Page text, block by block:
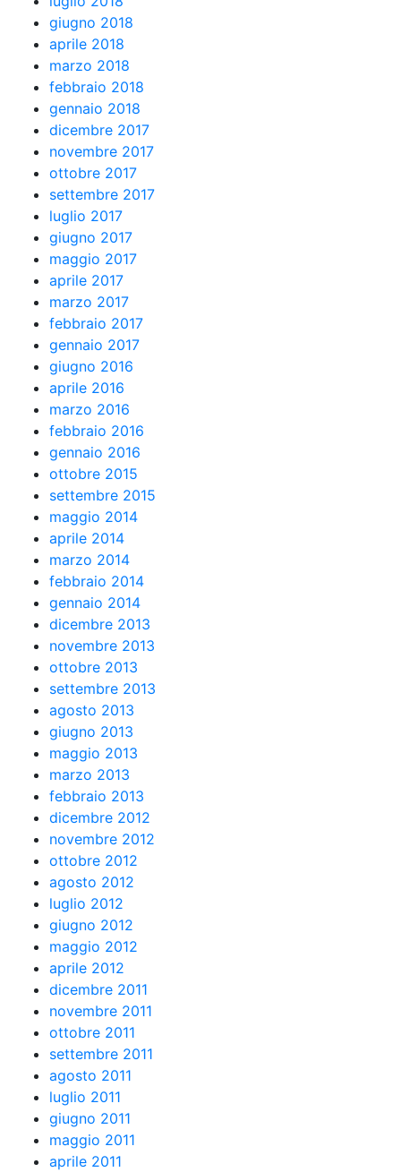
giugno 2018
aprile 2018
marzo 2018
febbraio 2018
gennaio 2018
dicembre 2017
novembre 2017
ottobre 2017
settembre 2017
luglio 2017
giugno 2017
maggio 2017
aprile 2017
marzo 2017
febbraio 2017
gennaio 2017
giugno 2016
aprile 2016
marzo 2016
febbraio 2016
gennaio 2016
ottobre 2015
settembre 2015
maggio 2014
aprile 2014
marzo 2014
febbraio 2014
gennaio 2014
dicembre 2013
novembre 2013
ottobre 2013
settembre 2013
agosto 2013
giugno 2013
maggio 2013
marzo 2013
febbraio 2013
dicembre 2012
novembre 2012
ottobre 2012
agosto 2012
luglio 2012
giugno 2012
maggio 2012
aprile 2012
dicembre 2011
novembre 2011
ottobre 2011
settembre 2011
agosto 2011
luglio 2011
giugno 2011
maggio 2011
aprile 2011